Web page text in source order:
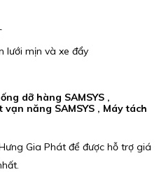
lưới mịn và xe đẩy
dỡ hàng SAMSYS ,
vạn năng SAMSYS , Máy tách
Gia Phát để được hỗ trợ giá